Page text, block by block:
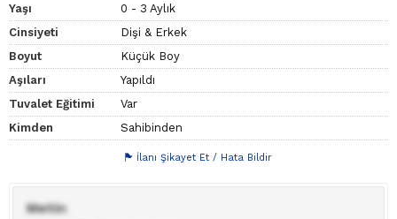
Yaşı
0 - 3 Aylık
Cinsiyeti
Dişi & Erkek
Boyut
Küçük Boy
Aşıları
Yapıldı
Tuvalet Eğitimi
Var
Kimden
Sahibinden
İlanı Şikayet Et / Hata Bildir
Metin